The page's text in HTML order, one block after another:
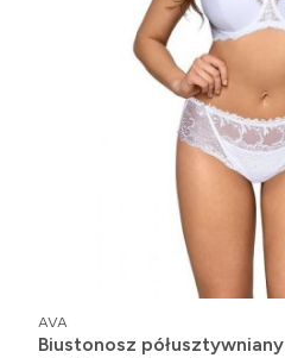
PRODUCENT
AVA
Biustonosz półusztywniany Ava 1030 - z